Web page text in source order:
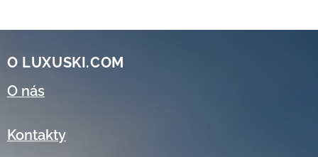
O LUXUSKI.COM
O nás
Kontakty